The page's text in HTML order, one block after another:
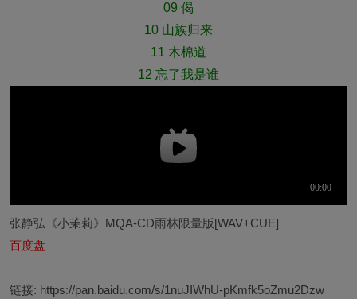
09 偈
10 山族归来
11 木棉道
12 忘了我是谁
张静弘《小茉莉》MQA-CD雨林限量版[WAV+CUE]
百度盘
链接: https://pan.baidu.com/s/1nuJIWhU-pKmfk5oZmu2Dzw